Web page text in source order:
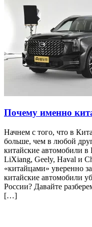
Почему именно
Начнем с того, что в
больше, чем в любой
китайские автомобили в
LiXiang, Geely, Haval и
«китайцами» уверенно
китайские автомобили
России? Давайте
[…]